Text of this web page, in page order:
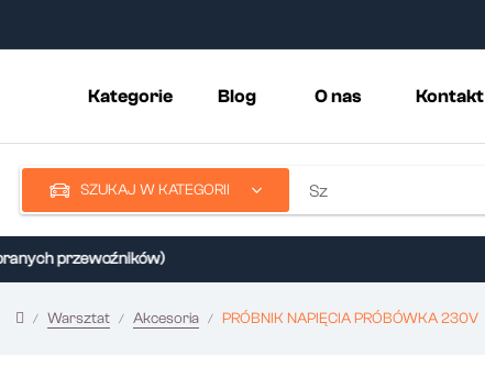
Kategorie Blog O nas Kontakt
SZUKAJ W KATEGORII
przewoźników)
Warsztat Akcesoria PRÓBNIK NAPIĘCIA PRÓBÓWKA 230V